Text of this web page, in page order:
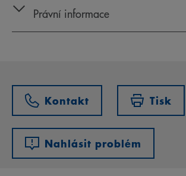
Právní informace
Kontakt Tisk
Nahlásit problém